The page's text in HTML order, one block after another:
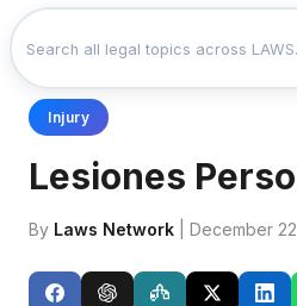
Injury
Lesiones
By Laws Network | December